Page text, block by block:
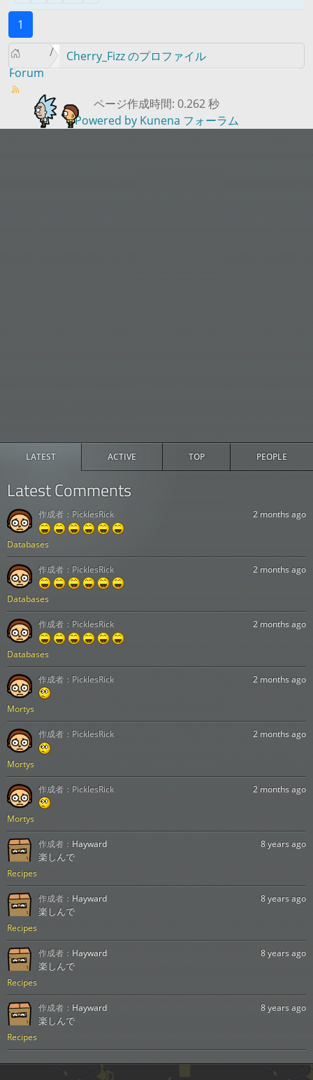
LATEST ACTIVE TOP PEOPLE
Latest Comments
Databases
2 months ago
作成者： PicklesRick
Databases
2 months ago
作成者： PicklesRick
Databases
2 months ago
作成者： PicklesRick
Mortys
2 months ago
作成者： PicklesRick
Mortys
2 months ago
作成者： PicklesRick
Mortys
2 months ago
作成者： PicklesRick
Recipes
8 years ago
楽しんで
作成者： Hayward
Recipes
8 years ago
楽しんで
作成者： Hayward
Recipes
8 years ago
楽しんで
作成者： Hayward
Recipes
8 years ago
楽しんで
作成者： Hayward
1
Forum
Cherry_Fizz のプロファイル
ページ作成時間: 0.262 秒
Powered by Kunena フォーラム